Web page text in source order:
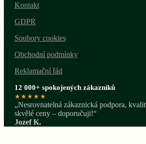
Kontakt
GDPR
Soubory cookies
Obchodní podmínky
Reklamační řád
12 000+ spokojených zákazníků
★★★★★
„Nesrovnatelná zákaznická podpora,
skvělé ceny – doporučuji!“
Jozef K.